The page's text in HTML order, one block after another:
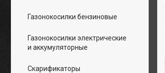
Газонокосилки бензиновые
Газонокосилки электрические
и аккумуляторные
Скарификаторы